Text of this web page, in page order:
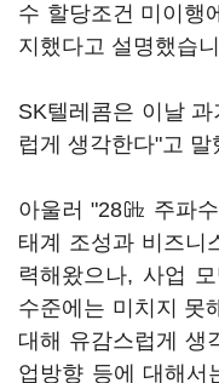
수 할당조건 미이행
지했다고 설명했습
SK텔레콤은 이날
럽게 생각한다"고 말
아울러 "28㎓ 주파
태계 조성과 비즈니
력해왔으나, 사업
수준에는 미치지 못
대해 유감스럽게 생
업방향 등에 대해서